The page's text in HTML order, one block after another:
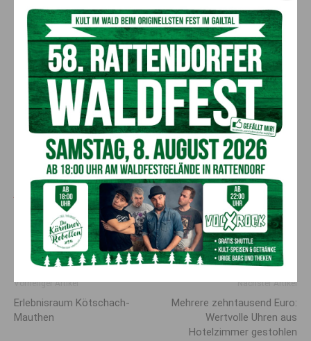
das Abendgebet stattfindet.
Verabschiedung am Montag, 31. Oktober, um 11.00 Uhr in der
Pfarrkirche Kötschach. Anschließend Beisetzung im
Ortsfriedhof.
Aufgrund der Tragödie werden sämtliche Ablösen für
Blumen, Kerzen und Kränzen seiner Lebenspartnerin
Fabienne und dem einjährigen Maximilian zugute
kommen.Wer Spenden möchte: IBAN AT86 3936 4000
0001 9430 „Kennwort Daniel”
Aufrichtige Anteilnahme entbietet das
gesamte Team vom Gailtal Journal!
Vorheriger Artikel
Erlebnisraum Kötschach-
Mauthen
Nächster Artikel
Mehrere zehntausend Euro:
Wertvolle Uhren aus
Hotelzimmer gestohlen